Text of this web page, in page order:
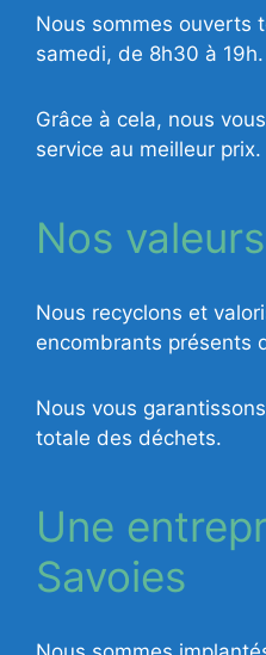
Nous sommes ouverts
samedi, de 8h30 à 19h.
Grâce à cela, nous
service au meilleur prix.
Nos valeurs
Nous recyclons et
encombrants présents
Nous vous
totale des déchets.
Une
Savoies